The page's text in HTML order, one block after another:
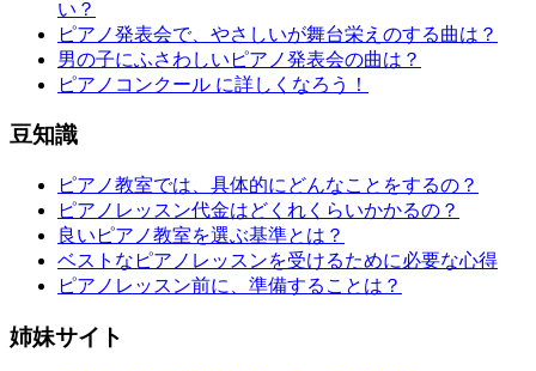
い？
ピアノ発表会で、やさしいが舞台栄えのする曲は？
男の子にふさわしいピアノ発表会の曲は？
ピアノコンクール に詳しくなろう！
豆知識
ピアノ教室では、具体的にどんなことをするの？
ピアノレッスン代金はどくれくらいかかるの？
良いピアノ教室を選ぶ基準とは？
ベストなピアノレッスンを受けるために必要な心得
ピアノレッスン前に、準備することは？
姉妹サイト